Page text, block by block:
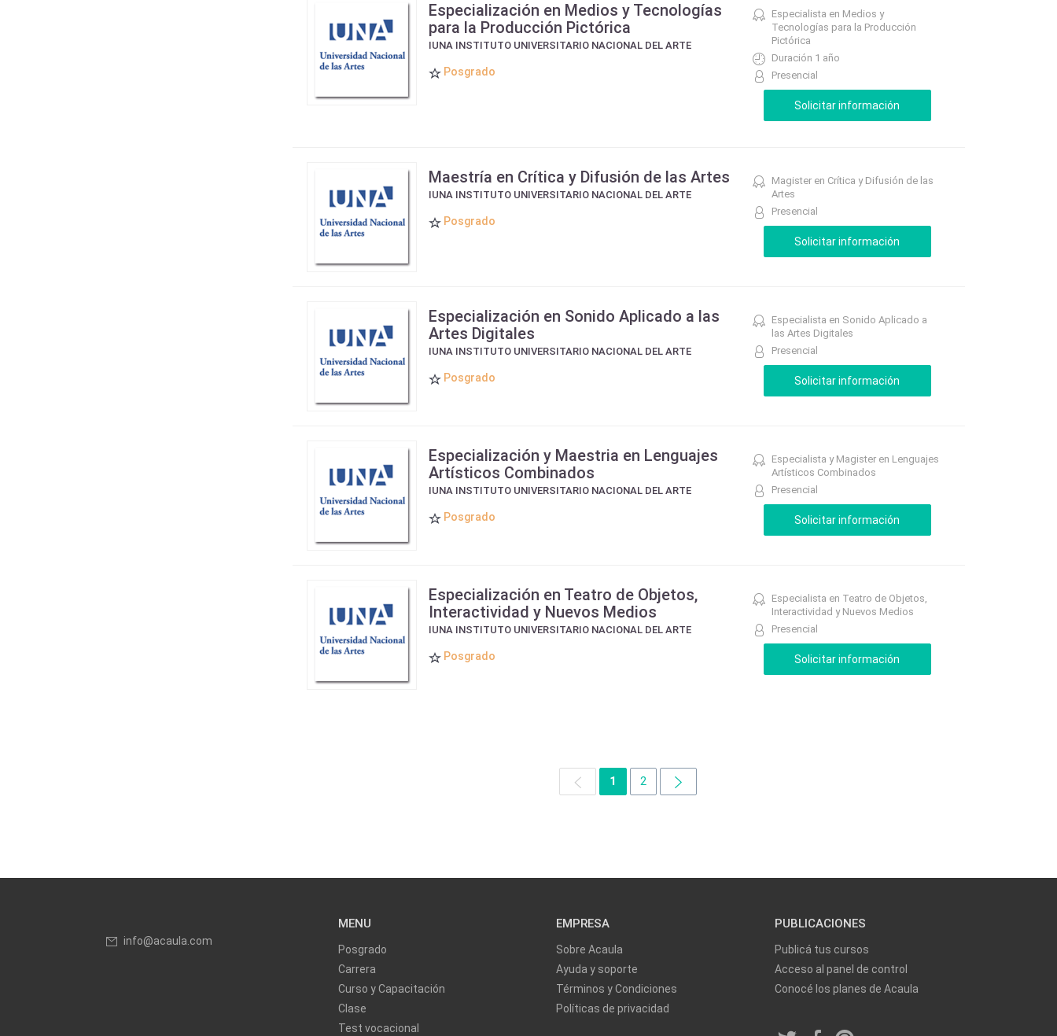
Especialización en Medios y Tecnologías
para la Producción Pictórica
IUNA INSTITUTO UNIVERSITARIO NACIONAL DEL ARTE
Posgrado
Especialista en Medios y
Tecnologías para la Producción
Pictórica
Duración 1 año
Presencial
Maestría en Crítica y Difusión de las Artes
IUNA INSTITUTO UNIVERSITARIO NACIONAL DEL ARTE
Posgrado
Magister en Crítica y Difusión de las
Artes
Presencial
Especialización en Sonido Aplicado a las
Artes Digitales
IUNA INSTITUTO UNIVERSITARIO NACIONAL DEL ARTE
Posgrado
Especialista en Sonido Aplicado a
las Artes Digitales
Presencial
Especialización y Maestria en Lenguajes
Artísticos Combinados
IUNA INSTITUTO UNIVERSITARIO NACIONAL DEL ARTE
Posgrado
Especialista y Magister en Lenguajes
Artísticos Combinados
Presencial
Especialización en Teatro de Objetos,
Interactividad y Nuevos Medios
IUNA INSTITUTO UNIVERSITARIO NACIONAL DEL ARTE
Posgrado
Especialista en Teatro de Objetos,
Interactividad y Nuevos Medios
Presencial
1 2
info@acaula.com
MENU
Posgrado
Carrera
Curso y Capacitación
Clase
Test vocacional
EMPRESA
Sobre Acaula
Ayuda y soporte
Términos y Condiciones
Políticas de privacidad
PUBLICACIONES
Publicá tus cursos
Acceso al panel de control
Conocé los planes de Acaula